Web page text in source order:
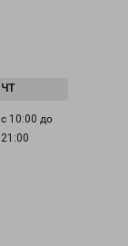
с 10:00 до
21:00